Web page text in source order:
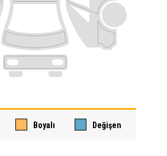
Boyalı Değişen